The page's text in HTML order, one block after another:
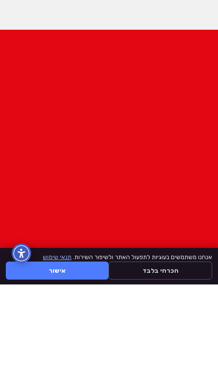
אנחנו משתמשים בעוגיות לתפעול האתר ולשיפור השירות. תנאי שימוש
הכרחי בלבד אישור